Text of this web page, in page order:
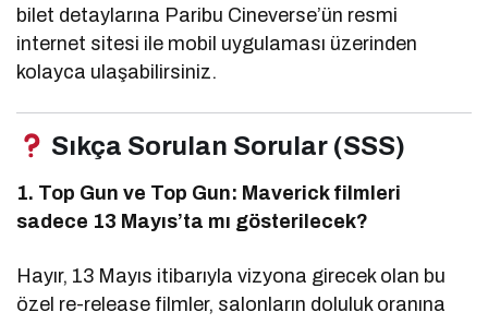
bilet detaylarına Paribu Cineverse’ün resmi
internet sitesi ile mobil uygulaması üzerinden
kolayca ulaşabilirsiniz.
Sıkça Sorulan Sorular (SSS)
1. Top Gun ve Top Gun: Maverick filmleri
sadece 13 Mayıs’ta mı gösterilecek?
Hayır, 13 Mayıs itibarıyla vizyona girecek olan bu
özel re-release filmler, salonların doluluk oranına